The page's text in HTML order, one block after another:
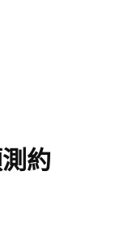
約